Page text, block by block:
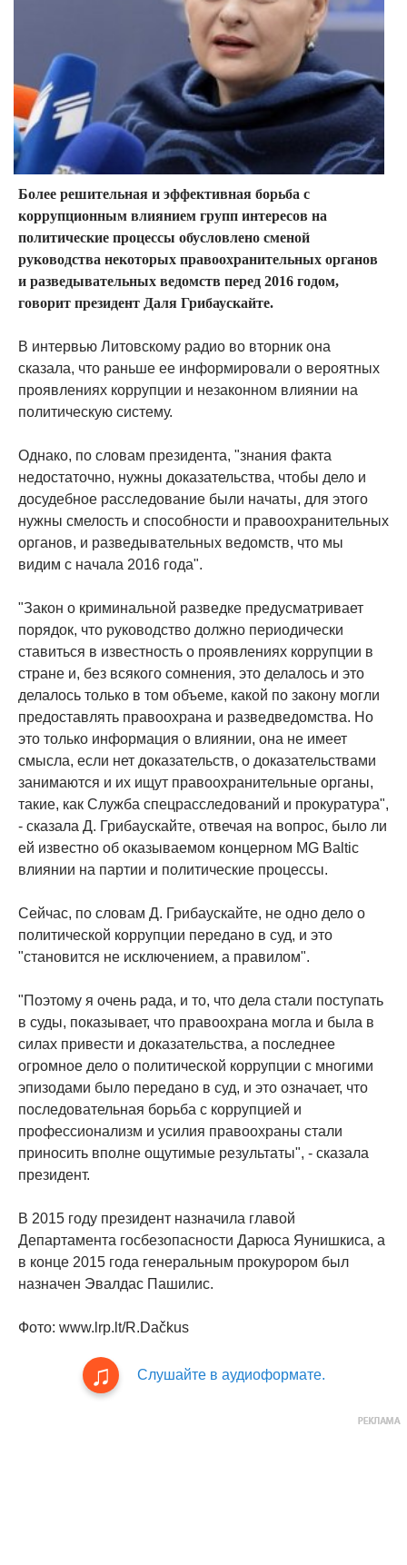
Более решительная и эффективная борьба с
коррупционным влиянием групп интересов на
политические процессы обусловлено сменой
руководства некоторых правоохранительных органов
и разведывательных ведомств перед 2016 годом,
говорит президент Даля Грибаускайте.
В интервью Литовскому радио во вторник она
сказала, что раньше ее информировали о вероятных
проявлениях коррупции и незаконном влиянии на
политическую систему.
Однако, по словам президента, "знания факта
недостаточно, нужны доказательства, чтобы дело и
досудебное расследование были начаты, для этого
нужны смелость и способности и правоохранительных
органов, и разведывательных ведомств, что мы
видим с начала 2016 года".
"Закон о криминальной разведке предусматривает
порядок, что руководство должно периодически
ставиться в известность о проявлениях коррупции в
стране и, без всякого сомнения, это делалось и это
делалось только в том объеме, какой по закону могли
предоставлять правоохрана и разведведомства. Но
это только информация о влиянии, она не имеет
смысла, если нет доказательств, о доказательствами
занимаются и их ищут правоохранительные органы,
такие, как Служба спецрасследований и прокуратура",
- сказала Д. Грибаускайте, отвечая на вопрос, было ли
ей известно об оказываемом концерном MG Baltic
влиянии на партии и политические процессы.
Сейчас, по словам Д. Грибаускайте, не одно дело о
политической коррупции передано в суд, и это
"становится не исключением, а правилом".
"Поэтому я очень рада, и то, что дела стали поступать
в суды, показывает, что правоохрана могла и была в
силах привести и доказательства, а последнее
огромное дело о политической коррупции с многими
эпизодами было передано в суд, и это означает, что
последовательная борьба с коррупцией и
профессионализм и усилия правоохраны стали
приносить вполне ощутимые результаты", - сказала
президент.
В 2015 году президент назначила главой
Департамента госбезопасности Дарюса Яунишкиса, а
в конце 2015 года генеральным прокурором был
назначен Эвалдас Пашилис.
Фото: www.lrp.lt/R.Dačkus
Слушайте в аудиоформате.